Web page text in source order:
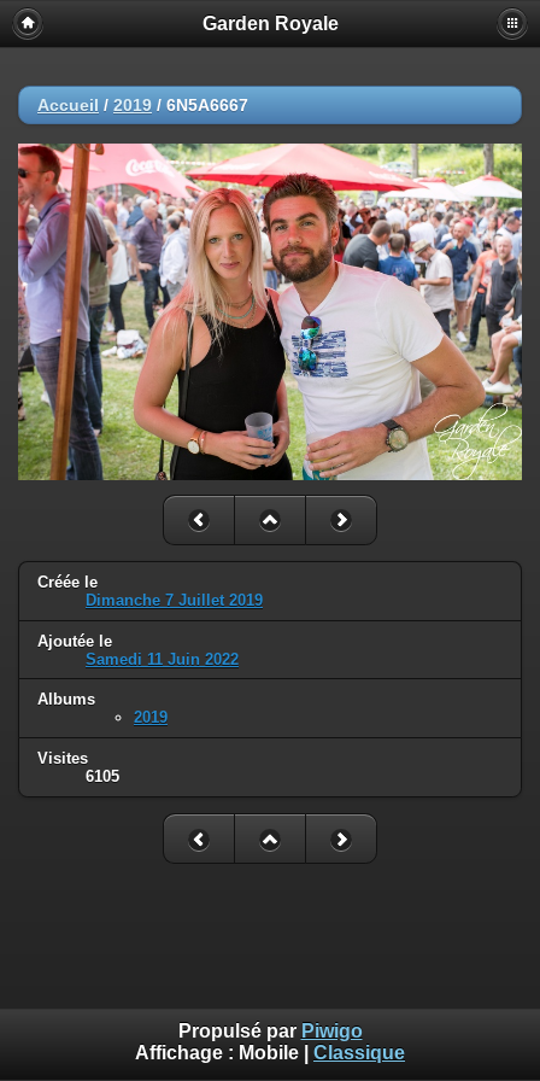
Garden Royale
Accueil / 2019 / 6N5A6667
Créée le
Dimanche 7 Juillet 2019
Ajoutée le
Samedi 11 Juin 2022
Albums
2019
Visites
6105
Propulsé par Piwigo
Affichage : Mobile Classique